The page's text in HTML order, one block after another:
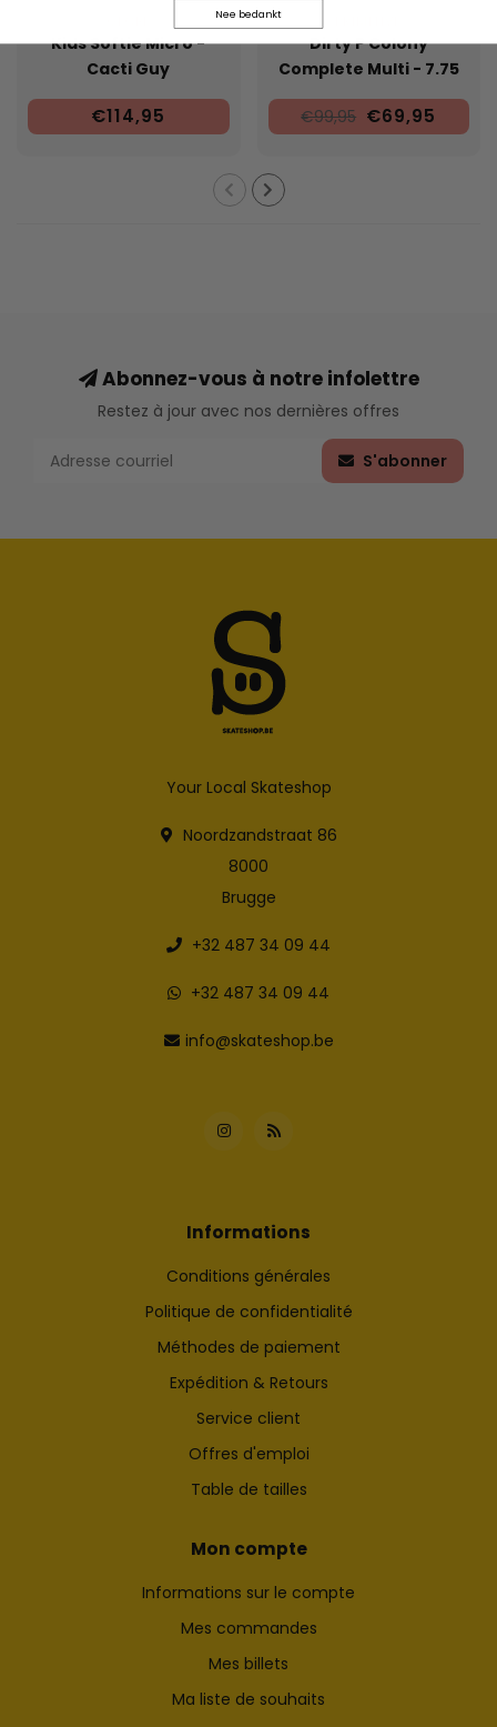
Kids Softie Micro -
Cacti Guy
€114,95
Dirty P Colony
Complete Multi - 7.75
€99,95 €69,95
Abonnez-vous à notre infolettre
Restez à jour avec nos dernières offres
S'abonner
Your Local Skateshop
Noordzandstraat 86
8000
Brugge
+32 487 34 09 44
+32 487 34 09 44
info@skateshop.be
Informations
Conditions générales
Politique de confidentialité
Méthodes de paiement
Expédition & Retours
Service client
Offres d'emploi
Table de tailles
Mon compte
Informations sur le compte
Mes commandes
Mes billets
Ma liste de souhaits
Nee bedankt